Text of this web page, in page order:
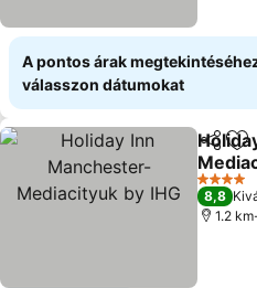
A pontos árak
válasszon dátumokat
Árak
4
8,8
1.2